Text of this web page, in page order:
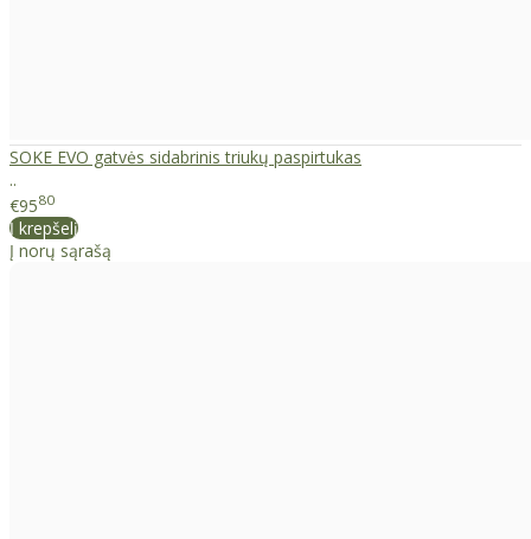
SOKE EVO gatvės sidabrinis triukų paspirtukas
..
€9580
Į krepšelį
Į norų sąrašą